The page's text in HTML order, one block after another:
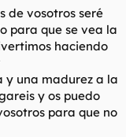
de vosotros seré
para que se vea la
haciendo
y una madurez a la
y os puedo
para que no